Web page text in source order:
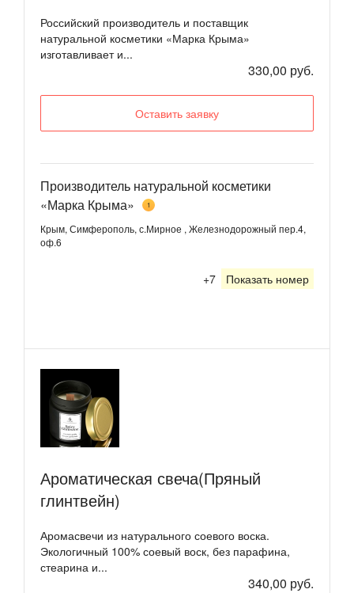
Российский производитель и поставщик
натуральной косметики «Марка Крыма»
изготавливает и...
330,00 руб.
Оставить заявку
Производитель натуральной косметики
«Марка Крыма»
1
Крым, Симферополь, с.Мирное , Железнодорожный пер.4,
оф.6
+7 Показать номер
Ароматическая свеча(Пряный
глинтвейн)
Аромасвечи из натурального соевого воска.
Экологичный 100% соевый воск, без парафина,
стеарина и...
340,00 руб.